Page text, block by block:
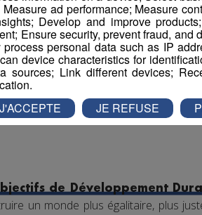
de Développement
un monde plus égalitaire, plus
ad performance; Measure
Develop and improve
Ensure security, prevent fraud, and
personal data such as IP
device characteristics for
sources; Link different devices;
J'ACCEPTE JE REFUSE